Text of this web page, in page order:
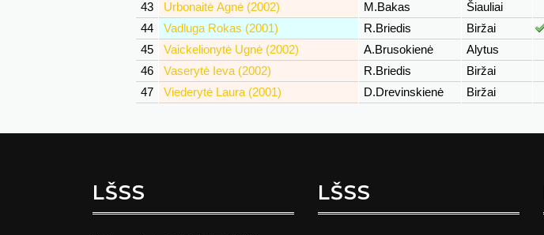
43
Urbonaitė Agnė (2002) M.Bakas
Šiauliai
44
Vadluga Rokas (2001) R.Briedis
Biržai
45
Vaickelionytė Ugnė (2002) A.Brusokienė
Alytus
46
Vaserytė Ieva (2002) R.Briedis
Biržai
47
Viederytė Laura (2001) D.Drevinskienė Biržai
LŠSS LŠSS